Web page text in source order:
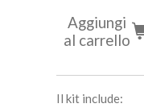
Aggiungi
al carrello
Il kit include: